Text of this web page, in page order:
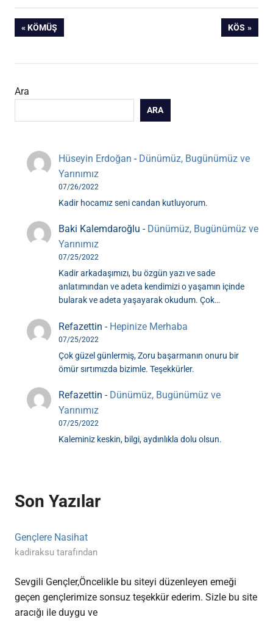
Yazı
ÖNCEKI
KÖMÜŞ
SONRAKI
KÖS
Ara
ARA
Hüseyin Erdoğan - Dünümüz, Bugünümüz ve
Yarınımız
07/26/2022
Kadir hocamız seni candan kutluyorum.
Baki Kalemdaroğlu - Dünümüz, Bugünümüz ve
Yarınımız
07/25/2022
Kadir arkadaşımızı, bu özgün yazı ve sade
anlatımından ve adeta kendimizi o yaşamın içinde
bularak ve adeta yaşayarak okudum. Çok…
Refazettin - Hepinize Merhaba
07/25/2022
Çok güzel günlermiş, Zoru başarmanın onuru bir
ömür sırtımızda bizimle. Teşekkürler.
Refazettin - Dünümüz, Bugünümüz ve
Yarınımız
07/25/2022
Kaleminiz keskin, bilgi, aydınlıkla dolu olsun.
Son Yazılar
Gençlere Nasihat
kadiraksu tarafından
Sevgili Gençler,Öncelikle bu siteyi düzenleyen emeği
geçen gençlerimize sonsuz teşekkür ederim. Sizle bu site
aracığı ile duygu ve